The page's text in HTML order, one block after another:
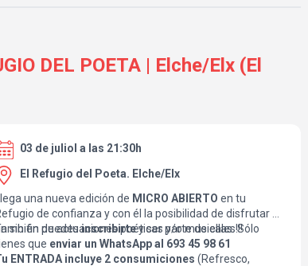
DEL POETA | Elche/Elx (El
03 de juliol a las 21:30h
El Refugio del Poeta. Elche/Elx
Llega una nueva edición de MICRO ABIERTO en tu
de confianza y con él la posibilidad de disfrutar de
sin fin de actuaciones poéticas y/o musicales!!!
puedesinscribirtey ser parte de ellas. Sólo
que enviar un WhatsApp al 693 45 98 61
ENTRADA incluye 2 consumiciones (Refresco,